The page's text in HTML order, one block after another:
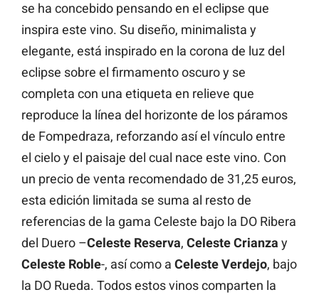
se ha concebido pensando en el eclipse que
inspira este vino. Su diseño, minimalista y
elegante, está inspirado en la corona de luz del
eclipse sobre el firmamento oscuro y se
completa con una etiqueta en relieve que
reproduce la línea del horizonte de los páramos
de Fompedraza, reforzando así el vínculo entre
el cielo y el paisaje del cual nace este vino. Con
un precio de venta recomendado de 31,25 euros,
esta edición limitada se suma al resto de
referencias de la gama Celeste bajo la DO Ribera
del Duero –Celeste Reserva, Celeste Crianza y
Celeste Roble-, así como a Celeste Verdejo, bajo
la DO Rueda. Todos estos vinos comparten la